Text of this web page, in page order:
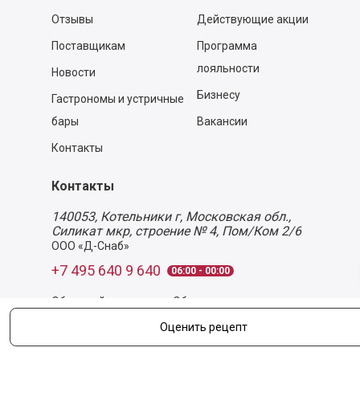
Оценить рецепт
Отзывы
Поставщикам
Новости
Гастрономы и устричные
бары
Контакты
Действующие акции
Программа
лояльности
Бизнесу
Вакансии
Контакты
140053, Котельники г, Московская обл.,
Силикат мкр, строение № 4, Пом/Ком 2/6
ООО «Д-Снаб»
+7 495 640 9 640 06:00 - 00:00
Обратный звонок Обратная связь